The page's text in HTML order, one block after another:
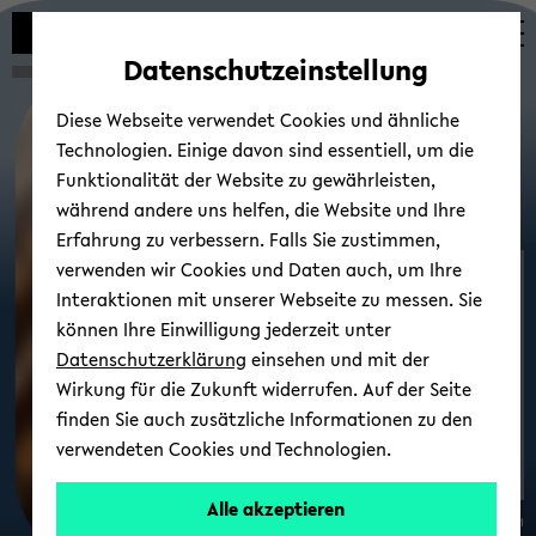
Automatische
vermeiden
zum
wechseln
zum
wechseln
zum
wechseln
Lehr­ver­an­stal­tun­gen
© Uni­ver­si­tät Bie­le­feld, Elmar Streyl
Datenschutzeinstellung
Diese Webseite verwendet Cookies und ähnliche
Technologien. Einige davon sind essentiell, um die
Funktionalität der Website zu gewährleisten,
während andere uns helfen, die Website und Ihre
Erfahrung zu verbessern. Falls Sie zustimmen,
verwenden wir Cookies und Daten auch, um Ihre
Interaktionen mit unserer Webseite zu messen. Sie
können Ihre Einwilligung jederzeit unter
Datenschutzerklärung einsehen und mit der
Wirkung für die Zukunft widerrufen. Auf der Seite
finden Sie auch zusätzliche Informationen zu den
verwendeten Cookies und Technologien.
Alle akzeptieren